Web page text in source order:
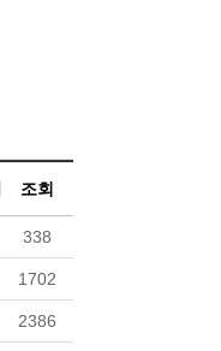
조회
338
1702
2386